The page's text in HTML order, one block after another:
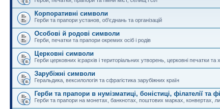
Корпоративні символи
Герби та прапори установ, об'єднань та організацій
Особові й родові символи
Герби, печатки та прапори окремих осіб і родів
Церковні символи
Герби церковних ієрархів і територіальних утворень, церковні печатки та
Зарубіжні символи
Геральдика, вексилологія та сфрагістика зарубіжних країн
Герби та прапори в нумізматиці, боністиці, філателії та
Герби та прапори на монетах, банкнотах, поштових марках, конвертах,